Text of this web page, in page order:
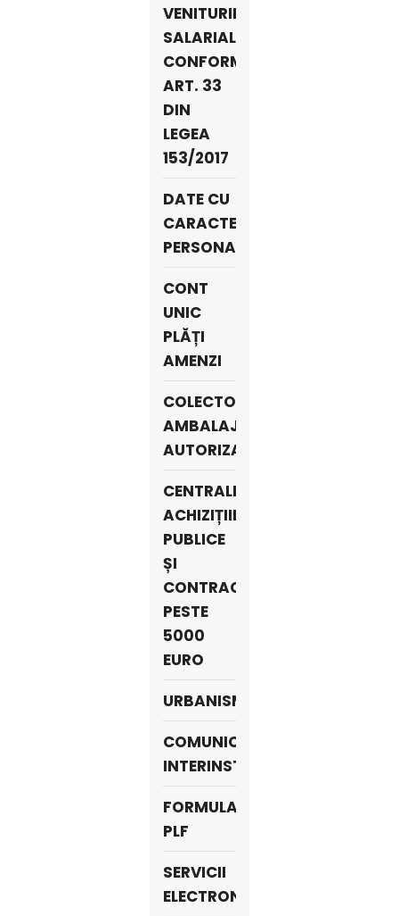
VENITURILOR
SALARIALE
CONFORM
ART. 33
DIN
LEGEA
153/2017
DATE CU
CARACTER
PERSONAL
CONT
UNIC
PLĂȚI
AMENZI
COLECTORI
AMBALAJE
AUTORIZAȚI
CENTRALIZATORUL
ACHIZIȚIILOR
PUBLICE
ȘI
CONTRACTE
PESTE
5000
EURO
URBANISM
COMUNICARE
INTERINSTITUȚIONALĂ
FORMULAR
PLF
SERVICII
ELECTRONICE